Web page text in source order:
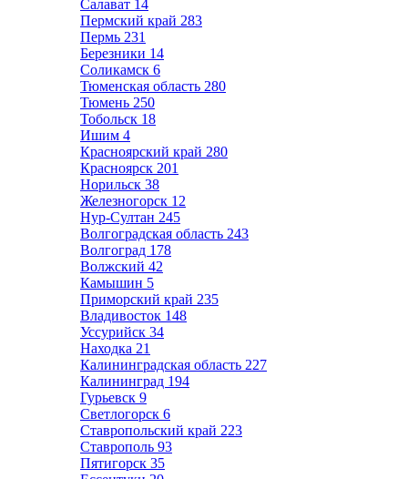
Салават 14
Пермский край 283
Пермь 231
Березники 14
Соликамск 6
Тюменская область 280
Тюмень 250
Тобольск 18
Ишим 4
Красноярский край 280
Красноярск 201
Норильск 38
Железногорск 12
Нур-Султан 245
Волгоградская область 243
Волгоград 178
Волжский 42
Камышин 5
Приморский край 235
Владивосток 148
Уссурийск 34
Находка 21
Калининградская область 227
Калининград 194
Гурьевск 9
Светлогорск 6
Ставропольский край 223
Ставрополь 93
Пятигорск 35